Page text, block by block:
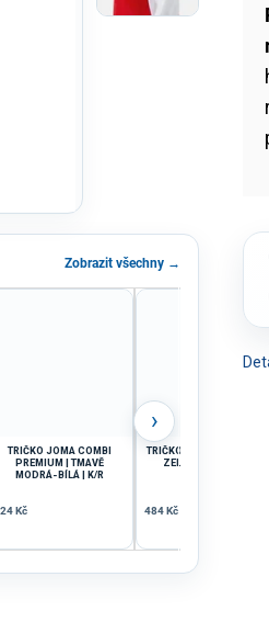
Zobrazit všechny →
TRIČKO JOMA COMBI
PREMIUM | TMAVĚ
MODRÁ-BÍLÁ | K/R
Kč
TRIČKO JOMA WINNER IV |
ZELENÁ-ŠEDÁ | K/R
484 Kč
›